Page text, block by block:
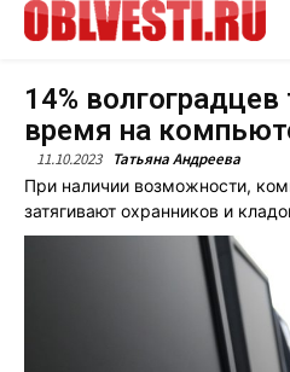
14%
время на
11.10.2023 Татьяна Андреева
При наличии возможности,
затягивают охранников и